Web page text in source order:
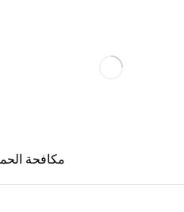
مكافحة